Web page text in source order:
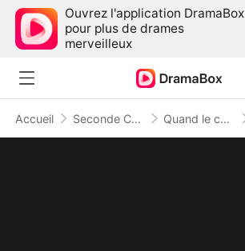
Ouvrez l'application DramaBox
pour plus de drames
merveilleux
Accueil Seconde Chance Quand le cœur s'égare ( Doublé )